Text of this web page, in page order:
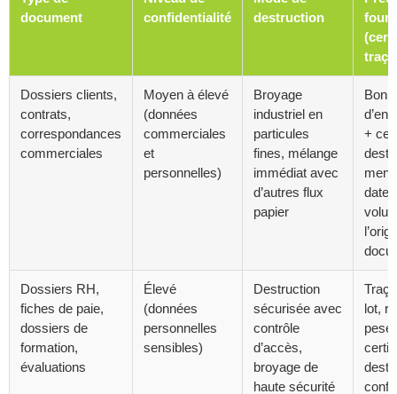
document
confidentialité
destruction
Dossiers clients,
contrats,
correspondances
commerciales
Moyen à élevé
(données
commerciales
et
personnelles)
Broyage
industriel en
particules
fines, mélange
immédiat avec
d’autres flux
papier
Bon
+
date,
Dossiers RH,
fiches de paie,
dossiers de
formation,
évaluations
Élevé
(données
personnelles
sensibles)
Destruction
sécurisée avec
contrôle
d’accès,
broyage de
haute sécurité
lot,